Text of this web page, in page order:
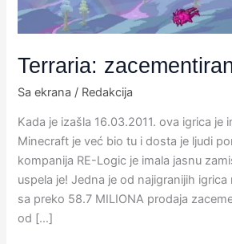
Terraria:
Sa ekrana / Redakcija
Kada je izašla 16.03.2011. ova igrica je
Minecraft je već bio tu i dosta je ljudi
kompanija RE-Logic je imala jasnu
uspela je! Jedna je od najigranijih
sa preko 58.7 MILIONA prodaja
od […]